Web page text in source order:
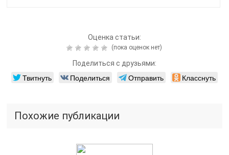
Оценка статьи:
(пока оценок нет)
Поделиться с друзьями:
Твитнуть Поделиться Отправить Класснуть
Похожие публикации